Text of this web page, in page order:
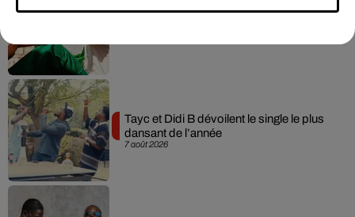
Moha MMZ dévoile « Mikasa », un
7 août 2026
Tayc et Didi B dévoilent le single le plus
dansant de l’année